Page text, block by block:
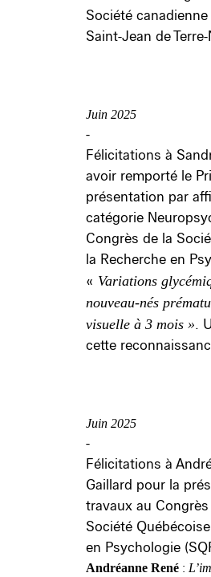
Société
Saint-Jean de
Juin 2025
-
Félicitations à
avoir remporté le
présentation par
catégorie
Congrès de la
la Recherche en
« Variations
nouveau-nés
visuelle à 3 mois ».
cette
Juin 2025
-
Félicitations à
Gaillard pour la
travaux au
Société
en Psychologie
Andréanne René :